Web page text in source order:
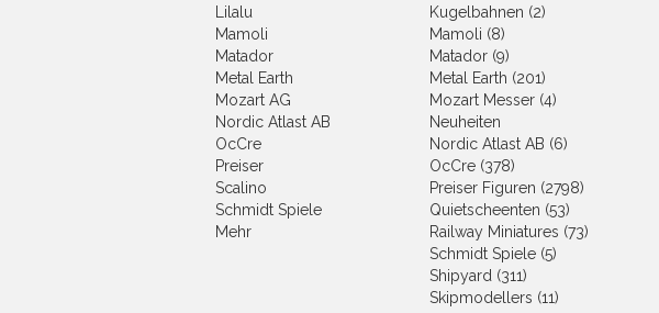
Lilalu
Mamoli
Matador
Metal Earth
Mozart AG
Nordic Atlast AB
OcCre
Preiser
Scalino
Schmidt Spiele
Mehr
Kugelbahnen (2)
Mamoli (8)
Matador (9)
Metal Earth (201)
Mozart Messer (4)
Neuheiten
Nordic Atlast AB (6)
OcCre (378)
Preiser Figuren (2798)
Quietscheenten (53)
Railway Miniatures (73)
Schmidt Spiele (5)
Shipyard (311)
Skipmodellers (11)